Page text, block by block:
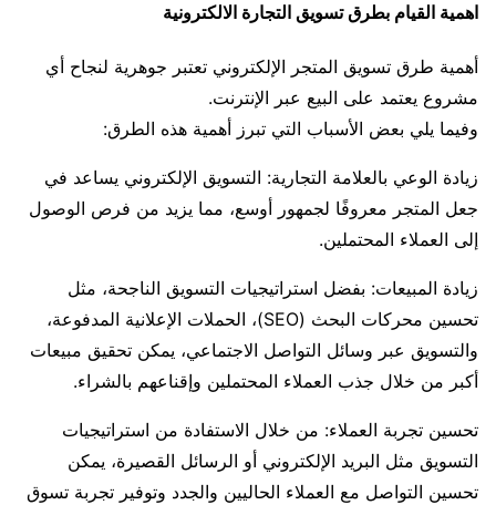
اهمية القيام بطرق تسويق التجارة الالكترونية
أهمية طرق تسويق المتجر الإلكتروني تعتبر جوهرية لنجاح أي
مشروع يعتمد على البيع عبر الإنترنت.
وفيما يلي بعض الأسباب التي تبرز أهمية هذه الطرق:
زيادة الوعي بالعلامة التجارية: التسويق الإلكتروني يساعد في
جعل المتجر معروفًا لجمهور أوسع، مما يزيد من فرص الوصول
إلى العملاء المحتملين.
زيادة المبيعات: بفضل استراتيجيات التسويق الناجحة، مثل
تحسين محركات البحث (SEO)، الحملات الإعلانية المدفوعة،
والتسويق عبر وسائل التواصل الاجتماعي، يمكن تحقيق مبيعات
أكبر من خلال جذب العملاء المحتملين وإقناعهم بالشراء.
تحسين تجربة العملاء: من خلال الاستفادة من استراتيجيات
التسويق مثل البريد الإلكتروني أو الرسائل القصيرة، يمكن
تحسين التواصل مع العملاء الحاليين والجدد وتوفير تجربة تسوق